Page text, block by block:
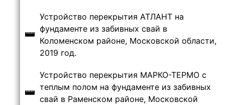
Устройство перекрытия АТЛАНТ на
фундаменте из забивных свай в
Коломенском районе, Московской области,
2019 год.
Устройство перекрытия МАРКО-ТЕРМО с
теплым полом на фундаменте из забивных
свай в Раменском районе, Московской